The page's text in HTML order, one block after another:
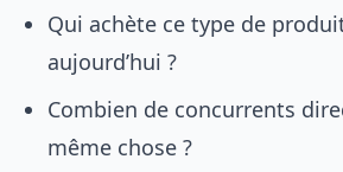
Qui achète ce type de
aujourd’hui ?
Combien de concurrents
même chose ?